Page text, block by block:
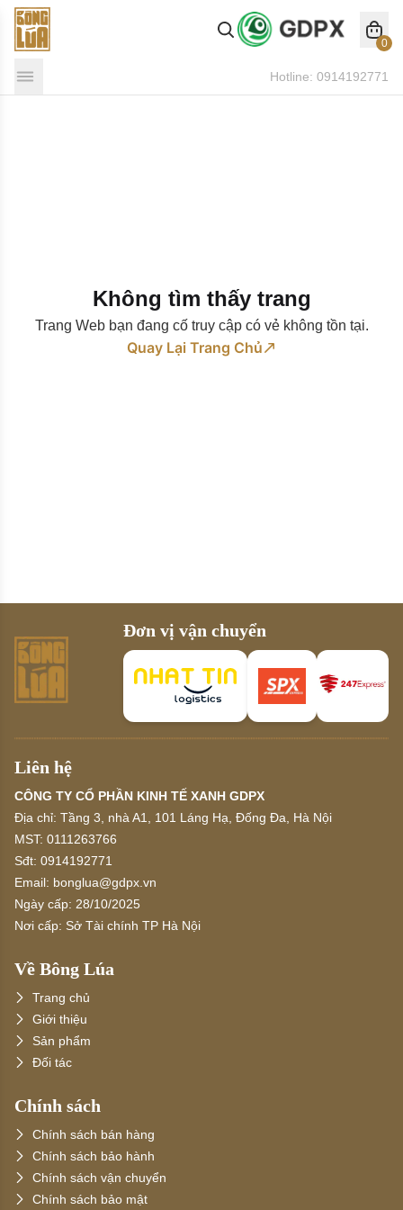
0
Hotline: 0914192771
Không tìm thấy trang
Trang Web bạn đang cố truy cập có vẻ không tồn tại.
Quay Lại Trang Chủ
Đơn vị vận chuyển
Liên hệ
CÔNG TY CỔ PHẦN KINH TẾ XANH GDPX
Địa chỉ: Tầng 3, nhà A1, 101 Láng Hạ, Đống Đa, Hà Nội
MST: 0111263766
Sđt: 0914192771
Email: bonglua@gdpx.vn
Ngày cấp: 28/10/2025
Nơi cấp: Sở Tài chính TP Hà Nội
Về Bông Lúa
Trang chủ
Giới thiệu
Sản phẩm
Đối tác
Chính sách
Chính sách bán hàng
Chính sách bảo hành
Chính sách vận chuyển
Chính sách bảo mật